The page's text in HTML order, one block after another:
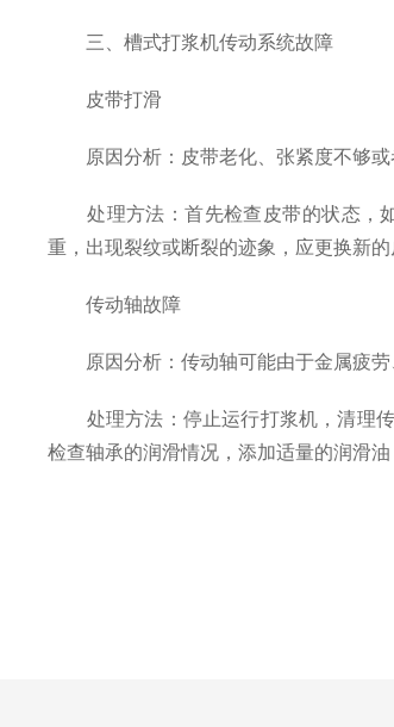
三、槽式打浆机传动系统故障
皮带打滑
原因分析：皮带老化、张紧度不够或
处理方法：首先检查皮带的状态，如
重，出现裂纹或断裂的迹象，应更换新的
传动轴故障
原因分析：传动轴可能由于金属疲劳
处理方法：停止运行打浆机，清理传
检查轴承的润滑情况，添加适量的润滑油